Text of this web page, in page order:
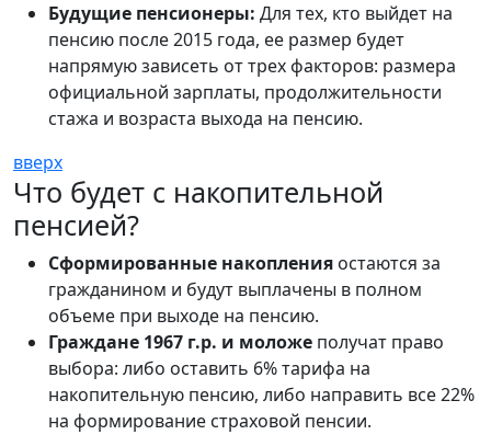
Будущие пенсионеры: Для тех, кто выйдет на
пенсию после 2015 года, ее размер будет
напрямую зависеть от трех факторов: размера
официальной зарплаты, продолжительности
стажа и возраста выхода на пенсию.
вверх
Что будет с накопительной
пенсией?
Сформированные накопления остаются за
гражданином и будут выплачены в полном
объеме при выходе на пенсию.
Граждане 1967 г.р. и моложе получат право
выбора: либо оставить 6% тарифа на
накопительную пенсию, либо направить все 22%
на формирование страховой пенсии.